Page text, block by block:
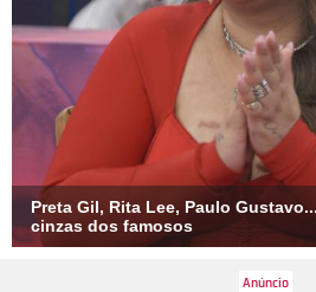
Preta Gil, Rita Lee, Paulo
cinzas dos famosos